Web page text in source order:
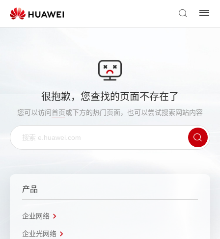
很抱歉，您查找的页面不存在了
您可以访问首页或下方的热门页面，也可以尝试搜索网站内容
产品
企业网络
企业光网络